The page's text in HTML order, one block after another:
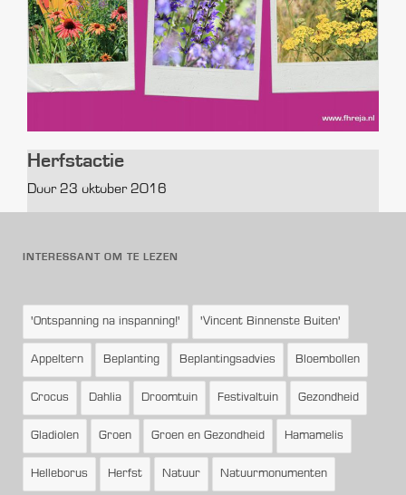
Herfstactie
Door 23 oktober 2016
INTERESSANT OM TE LEZEN
'Ontspanning na inspanning!' 'Vincent Binnenste Buiten'
Appeltern Beplanting Beplantingsadvies Bloembollen
Crocus Dahlia Droomtuin Festivaltuin Gezondheid
Gladiolen Groen Groen en Gezondheid Hamamelis
Helleborus Herfst Natuur Natuurmonumenten